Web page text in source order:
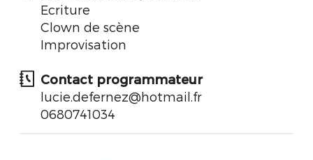
Ecriture
Clown de scène
Improvisation
Contact programmateur
lucie.defernez@hotmail.fr
0680741034